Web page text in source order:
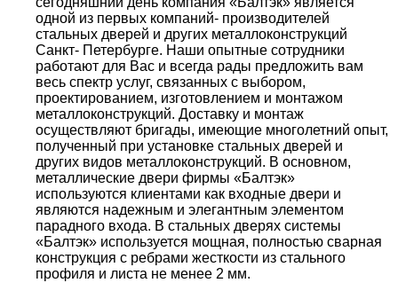
одной из первых компаний- производителей
стальных дверей и других металлоконструкций
Санкт- Петербурге. Наши опытные сотрудники
работают для Вас и всегда рады предложить вам
весь спектр услуг, связанных с выбором,
проектированием, изготовлением и монтажом
металлоконструкций. Доставку и монтаж
осуществляют бригады, имеющие многолетний опыт,
полученный при установке стальных дверей и
других видов металлоконструкций. В основном,
металлические двери фирмы «Балтэк»
используются клиентами как входные двери и
являются надежным и элегантным элементом
парадного входа. В стальных дверях системы
«Балтэк» используется мощная, полностью сварная
конструкция с ребрами жесткости из стального
профиля и листа не менее 2 мм.